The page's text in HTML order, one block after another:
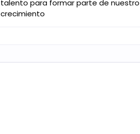
talento para formar parte de nuestro
crecimiento